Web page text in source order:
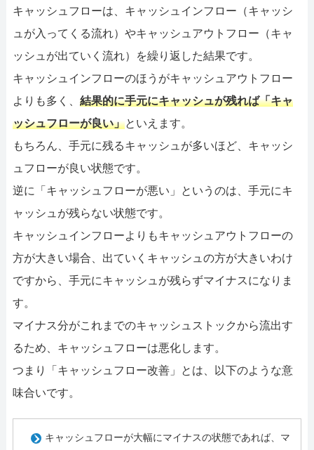
キャッシュフローは、キャッシュインフロー（キャッシ
ュが入ってくる流れ）やキャッシュアウトフロー（キャ
ッシュが出ていく流れ）を繰り返した結果です。
キャッシュインフローのほうがキャッシュアウトフロー
よりも多く、 結果的に手元にキャッシュが残れば「キャ
ッシュフローが良い」といえます。
もちろん、手元に残るキャッシュが多いほど、キャッシ
ュフローが良い状態です。
逆に「キャッシュフローが悪い」というのは、手元にキ
ャッシュが残らない状態です。
キャッシュインフローよりもキャッシュアウトフローの
方が大きい場合、出ていくキャッシュの方が大きいわけ
ですから、手元にキャッシュが残らずマイナスになりま
す。
マイナス分がこれまでのキャッシュストックから流出す
るため、キャッシュフローは悪化します。
つまり「キャッシュフロー改善」とは、以下のような意
味合いです。
キャッシュフローが大幅にマイナスの状態であれば、マ